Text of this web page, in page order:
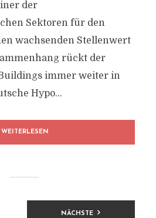
der
Sektoren für den
wachsenden Stellenwert
rückt der
immer weiter in
Hypo...
WEITERLESEN
NÄCHSTE